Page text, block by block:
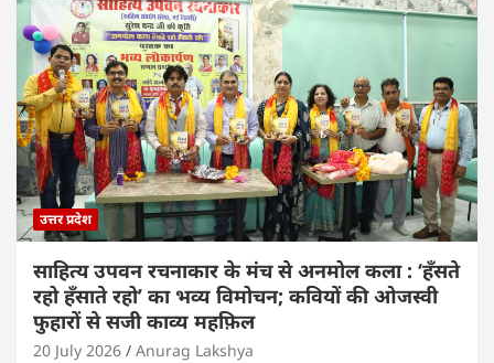
उत्तर प्रदेश
साहित्य उपवन रचनाकार के मंच से अनमोल कला : ‘हॅंसते
रहो हॅंसाते रहो’ का भव्य विमोचन; कवियों की ओजस्वी
फुहारों से सजी काव्य महफ़िल
20 July 2026 Anurag Lakshya